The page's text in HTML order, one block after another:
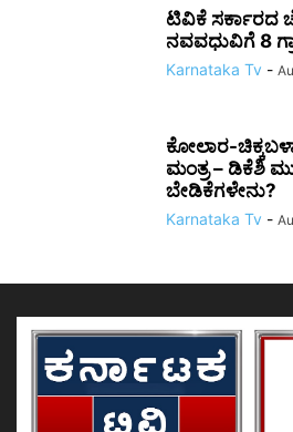
ಟಿವಿಕೆ ಸರ್ಕಾರದ
ನವವಧುವಿಗೆ 8
Karnataka Tv -
ಕೋಲಾರ-
ಮಂತ್ರ – ಡಿಕೆಶಿ
ಬೇಡಿಕೆಗಳೇನು?
Karnataka Tv -